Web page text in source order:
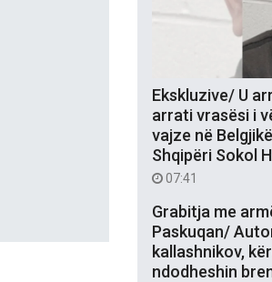
Ekskluzive/ U
arrati vrasësi i
vajze në
Shqipëri Sokol
07:41
Grabitja me
Paskuqan/
kallashnikov,
ndodheshin